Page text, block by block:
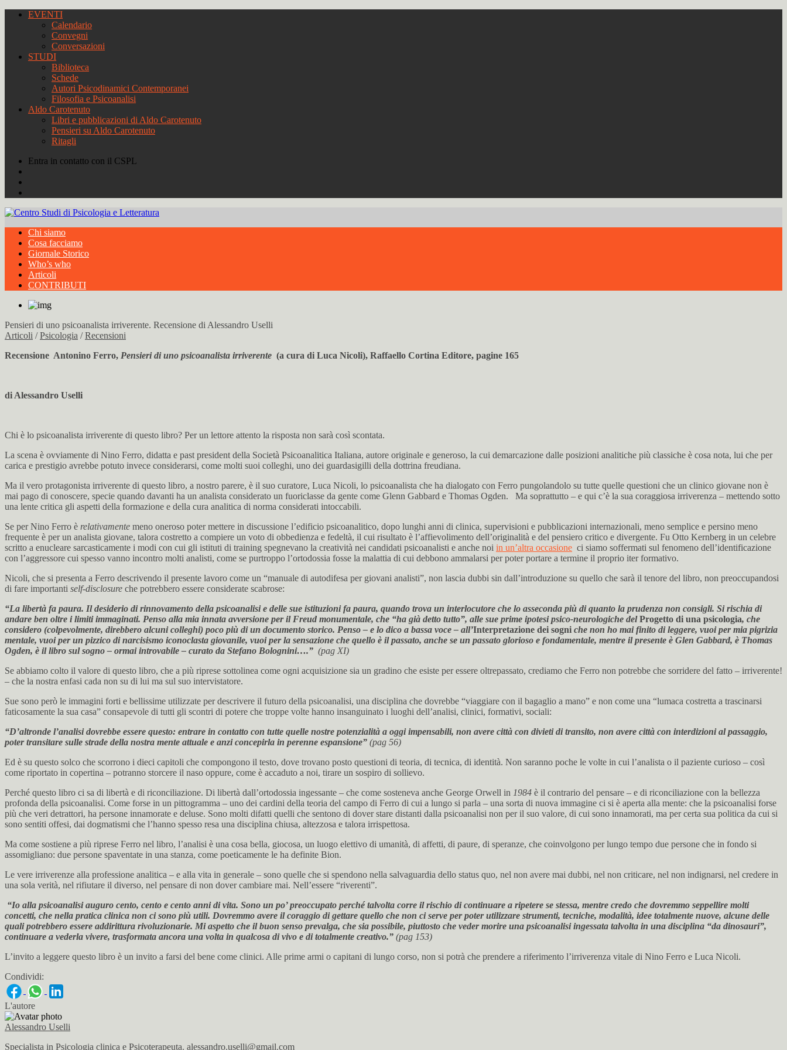
EVENTI
Calendario
Convegni
Conversazioni
STUDI
Biblioteca
Schede
Autori Psicodinamici Contemporanei
Filosofia e Psicoanalisi
Aldo Carotenuto
Libri e pubblicazioni di Aldo Carotenuto
Pensieri su Aldo Carotenuto
Ritagli
Entra in contatto con il CSPL
Chi siamo
Cosa facciamo
Giornale Storico
Who’s who
Articoli
CONTRIBUTI
Pensieri di uno psicoanalista irriverente. Recensione di Alessandro Uselli
Articoli /Psicologia /Recensioni
Recensione Antonino Ferro, Pensieri di uno psicoanalista irriverente (a cura di Luca Nicoli), Raffaello Cortina Editore, pagine 165
di Alessandro Uselli
Chi è lo psicoanalista irriverente di questo libro? Per un lettore attento la risposta non sarà così scontata.
La scena è ovviamente di Nino Ferro, didatta e past president della Società Psicoanalitica Italiana, autore originale e generoso, la cui demarcazione dalle posizioni analitiche più classiche è cosa nota, lui che per
carica e prestigio avrebbe potuto invece considerarsi, come molti suoi colleghi, uno dei guardasigilli della dottrina freudiana.
Ma il vero protagonista irriverente di questo libro, a nostro parere, è il suo curatore, Luca Nicoli, lo psicoanalista che ha dialogato con Ferro pungolandolo su tutte quelle questioni che un clinico giovane non è
mai pago di conoscere, specie quando davanti ha un analista considerato un fuoriclasse da gente come Glenn Gabbard e Thomas Ogden. Ma soprattutto – e qui c’è la sua coraggiosa irriverenza – mettendo sotto
una lente critica gli aspetti della formazione e della cura analitica di norma considerati intoccabili.
Se per Nino Ferro è relativamente meno oneroso poter mettere in discussione l’edificio psicoanalitico, dopo lunghi anni di clinica, supervisioni e pubblicazioni internazionali, meno semplice e persino meno
frequente è per un analista giovane, talora costretto a compiere un voto di obbedienza e fedeltà, il cui risultato è l’affievolimento dell’originalità e del pensiero critico e divergente. Fu Otto Kernberg in un celebre
scritto a enucleare sarcasticamente i modi con cui gli istituti di training spegnevano la creatività nei candidati psicoanalisti e anche noi in un’altra occasione ci siamo soffermati sul fenomeno dell’identificazione
con l’aggressore cui spesso vanno incontro molti analisti, come se purtroppo l’ortodossia fosse la malattia di cui debbono ammalarsi per poter portare a termine il proprio iter formativo.
Nicoli, che si presenta a Ferro descrivendo il presente lavoro come un “manuale di autodifesa per giovani analisti”, non lascia dubbi sin dall’introduzione su quello che sarà il tenore del libro, non preoccupandosi
di fare importanti self-disclosure che potrebbero essere considerate scabrose:
“La libertà fa paura. Il desiderio di rinnovamento della psicoanalisi e delle sue istituzioni fa paura, quando trova un interlocutore che lo asseconda più di quanto la prudenza non consigli. Si rischia di
andare ben oltre i limiti immaginati. Penso alla mia innata avversione per il Freud monumentale, che “ha già detto tutto”, alle sue prime ipotesi psico-neurologiche delProgetto di una psicologia, che
considero (colpevolmente, direbbero alcuni colleghi) poco più di un documento storico. Penso – e lo dico a bassa voce – all’Interpretazione dei sogni che non ho mai finito di leggere, vuoi per mia pigrizia
mentale, vuoi per un pizzico di narcisismo iconoclasta giovanile, vuoi per la sensazione che quello è il passato, anche se un passato glorioso e fondamentale, mentre il presente è Glen Gabbard, è Thomas
Ogden, è il libro sul sogno – ormai introvabile – curato da Stefano Bolognini….” (pag XI)
Se abbiamo colto il valore di questo libro, che a più riprese sottolinea come ogni acquisizione sia un gradino che esiste per essere oltrepassato, crediamo che Ferro non potrebbe che sorridere del fatto – irriverente!
– che la nostra enfasi cada non su di lui ma sul suo intervistatore.
Sue sono però le immagini forti e bellissime utilizzate per descrivere il futuro della psicoanalisi, una disciplina che dovrebbe “viaggiare con il bagaglio a mano” e non come una “lumaca costretta a trascinarsi
faticosamente la sua casa” consapevole di tutti gli scontri di potere che troppe volte hanno insanguinato i luoghi dell’analisi, clinici, formativi, sociali:
“D’altronde l’analisi dovrebbe essere questo: entrare in contatto con tutte quelle nostre potenzialità a oggi impensabili, non avere città con divieti di transito, non avere città con interdizioni al passaggio,
poter transitare sulle strade della nostra mente attuale e anzi concepirla in perenne espansione” (pag 56)
Ed è su questo solco che scorrono i dieci capitoli che compongono il testo, dove trovano posto questioni di teoria, di tecnica, di identità. Non saranno poche le volte in cui l’analista o il paziente curioso – così
come riportato in copertina – potranno storcere il naso oppure, come è accaduto a noi, tirare un sospiro di sollievo.
Perché questo libro ci sa di libertà e di riconciliazione. Di libertà dall’ortodossia ingessante – che come sosteneva anche George Orwell in 1984 è il contrario del pensare – e di riconciliazione con la bellezza
profonda della psicoanalisi. Come forse in un pittogramma – uno dei cardini della teoria del campo di Ferro di cui a lungo si parla – una sorta di nuova immagine ci si è aperta alla mente: che la psicoanalisi forse
più che veri detrattori, ha persone innamorate e deluse. Sono molti difatti quelli che sentono di dover stare distanti dalla psicoanalisi non per il suo valore, di cui sono innamorati, ma per certa sua politica da cui si
sono sentiti offesi, dai dogmatismi che l’hanno spesso resa una disciplina chiusa, altezzosa e talora irrispettosa.
Ma come sostiene a più riprese Ferro nel libro, l’analisi è una cosa bella, giocosa, un luogo elettivo di umanità, di affetti, di paure, di speranze, che coinvolgono per lungo tempo due persone che in fondo si
assomigliano: due persone spaventate in una stanza, come poeticamente le ha definite Bion.
Le vere irriverenze alla professione analitica – e alla vita in generale – sono quelle che si spendono nella salvaguardia dello status quo, nel non avere mai dubbi, nel non criticare, nel non indignarsi, nel credere in
una sola verità, nel rifiutare il diverso, nel pensare di non dover cambiare mai. Nell’essere “riverenti”.
“Io alla psicoanalisi auguro cento, cento e cento anni di vita. Sono un po’ preoccupato perché talvolta corre il rischio di continuare a ripetere se stessa, mentre credo che dovremmo seppellire molti
concetti, che nella pratica clinica non ci sono più utili. Dovremmo avere il coraggio di gettare quello che non ci serve per poter utilizzare strumenti, tecniche, modalità, idee totalmente nuove, alcune delle
quali potrebbero essere addirittura rivoluzionarie. Mi aspetto che il buon senso prevalga, che sia possibile, piuttosto che veder morire una psicoanalisi ingessata talvolta in una disciplina “da dinosauri”,
continuare a vederla vivere, trasformata ancora una volta in qualcosa di vivo e di totalmente creativo.” (pag 153)
L’invito a leggere questo libro è un invito a farsi del bene come clinici. Alle prime armi o capitani di lungo corso, non si potrà che prendere a riferimento l’irriverenza vitale di Nino Ferro e Luca Nicoli.
Condividi:
L'autore
Alessandro Uselli
Specialista in Psicologia clinica e Psicoterapeuta. alessandro.uselli@gmail.com